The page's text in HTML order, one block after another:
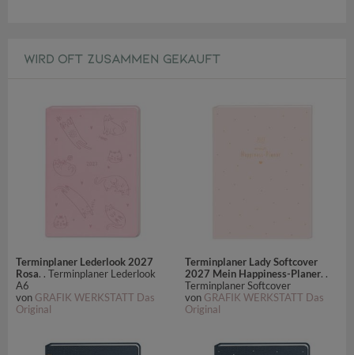
WIRD OFT ZUSAMMEN GEKAUFT
Terminplaner Lederlook 2027
Rosa. . Terminplaner Lederlook
A6
von GRAFIK WERKSTATT Das
Original
Terminplaner Lady Softcover
2027 Mein Happiness-Planer. .
Terminplaner Softcover
von GRAFIK WERKSTATT Das
Original